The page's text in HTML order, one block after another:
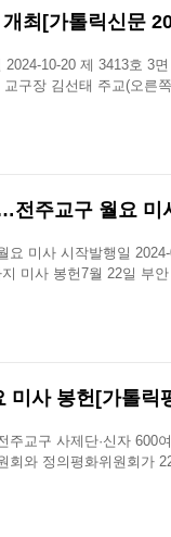
최[가톨릭신문
10-20 제 3413호 3
교구장 김선태 주교(오른
전주교구 월요 미
요 미사 시작발행일
미사 봉헌7월 22일 부
미사 봉헌[가톨릭
교구 사제단·신자 600
와 정의평화위원회가